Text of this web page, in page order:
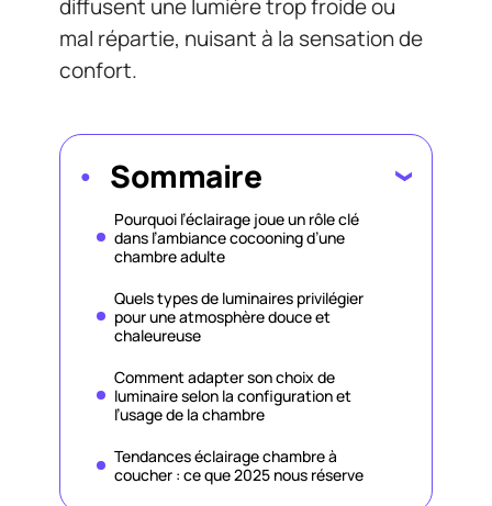
diffusent une lumière trop froide ou
mal répartie, nuisant à la sensation de
confort.
Sommaire
Pourquoi l’éclairage joue un rôle clé
dans l’ambiance cocooning d’une
chambre adulte
Quels types de luminaires privilégier
pour une atmosphère douce et
chaleureuse
Comment adapter son choix de
luminaire selon la configuration et
l’usage de la chambre
Tendances éclairage chambre à
coucher : ce que 2025 nous réserve